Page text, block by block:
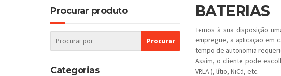
BATERIAS
Temos à sua disposição
empregue, a aplicação em
tempo de autonomia
Assim, o cliente pode
VRLA ), lítio, NiCd, etc.
Procurar produto
Categorias